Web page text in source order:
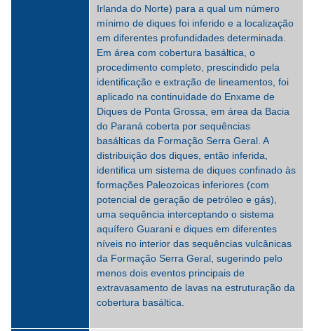
Irlanda do Norte) para a qual um número
mínimo de diques foi inferido e a localização
em diferentes profundidades determinada.
Em área com cobertura basáltica, o
procedimento completo, prescindido pela
identificação e extração de lineamentos, foi
aplicado na continuidade do Enxame de
Diques de Ponta Grossa, em área da Bacia
do Paraná coberta por sequências
basálticas da Formação Serra Geral. A
distribuição dos diques, então inferida,
identifica um sistema de diques confinado às
formações Paleozoicas inferiores (com
potencial de geração de petróleo e gás),
uma sequência interceptando o sistema
aquífero Guarani e diques em diferentes
níveis no interior das sequências vulcânicas
da Formação Serra Geral, sugerindo pelo
menos dois eventos principais de
extravasamento de lavas na estruturação da
cobertura basáltica.